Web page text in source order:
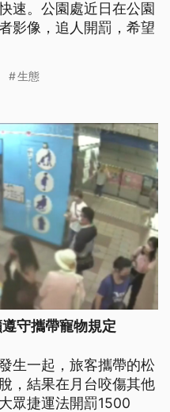
速。公園處近日在公園
影像，追人開罰，希望
生態
守攜帶寵物規定
生一起，旅客攜帶的松
，結果在月台咬傷其他
眾捷運法開罰1500